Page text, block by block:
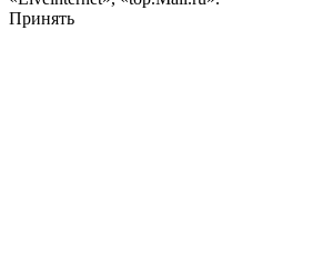
Принять